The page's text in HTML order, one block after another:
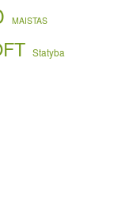
MAISTAS
Statyba